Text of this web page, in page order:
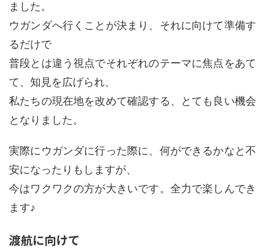
ました。
ウガンダへ行くことが決まり、それに向けて準備す
るだけで
普段とは違う視点でそれぞれのテーマに焦点をあて
て、知見を広げられ、
私たちの現在地を改めて確認する、とても良い機会
となりました。
実際にウガンダに行った際に、何ができるかなと不
安になったりもしますが、
今はワクワクの方が大きいです。全力で楽しんでき
ます♪
渡航に向けて